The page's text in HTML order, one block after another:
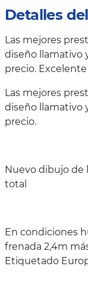
Detalles
Las mejores
diseño llamativo
precio.
Las mejores
diseño llamativo
precio.
Nuevo dibujo de
total
En condiciones
frenada 2,4m
Etiquetado